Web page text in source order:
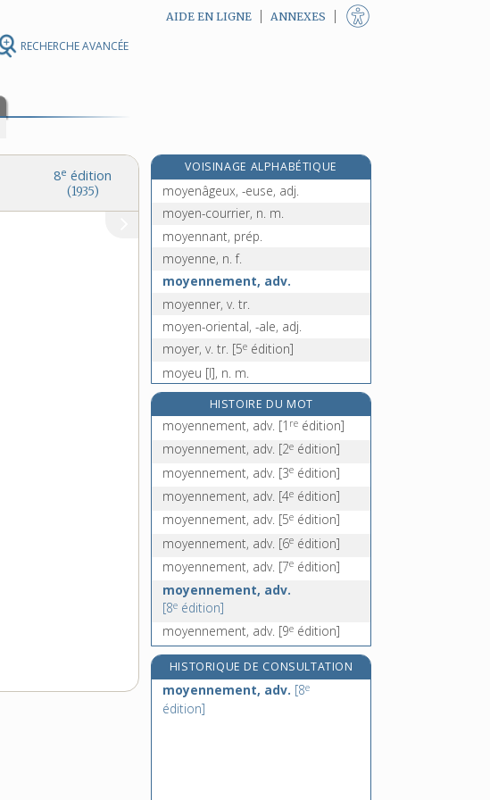
RECHERCHE AVANCÉE
AIDE EN LIGNE ANNEXES
8e édition
(1935)
VOISINAGE ALPHABÉTIQUE
moyen [II], n. m.
moyenâgeux, -euse, adj.
moyen-courrier, n. m.
moyennant, prép.
moyenne, n. f.
moyennement, adv.
moyenner, v. tr.
moyen-oriental, -ale, adj.
moyer, v. tr. [5e édition]
moyeu [I], n. m.
moyeu [II], n. m.[7eédition]
mozabite, n.
mozambicain, -aine, adj.
HISTOIRE DU MOT
moyennement, adv. [1 re édition]
moyennement, adv. [2e édition]
moyennement, adv. [3e édition]
moyennement, adv. [4e édition]
moyennement, adv. [5e édition]
moyennement, adv. [6e édition]
moyennement, adv. [7e édition]
moyennement, adv.
[8e édition]
moyennement, adv. [9e édition]
HISTORIQUE DE CONSULTATION
moyennement, adv. [8e
édition]